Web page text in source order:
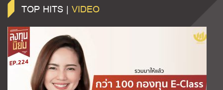
TOP HITS | VIDEO